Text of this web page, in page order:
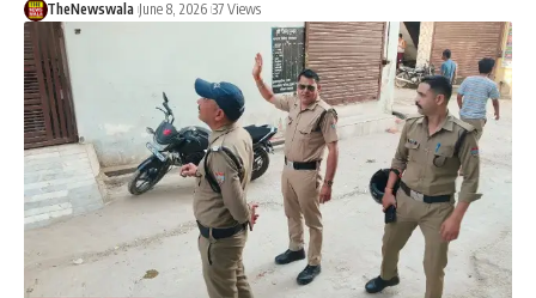
TheNewswala June 8, 2026 37 Views